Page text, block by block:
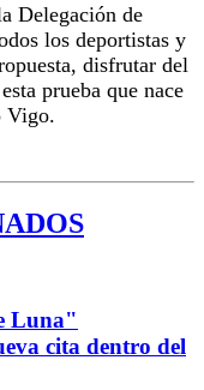
Delegación de
los deportistas y
disfrutar del
prueba que nace
Vigo.
Luna"
cita dentro del